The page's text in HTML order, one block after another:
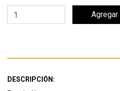
DESCRIPCIÓN: